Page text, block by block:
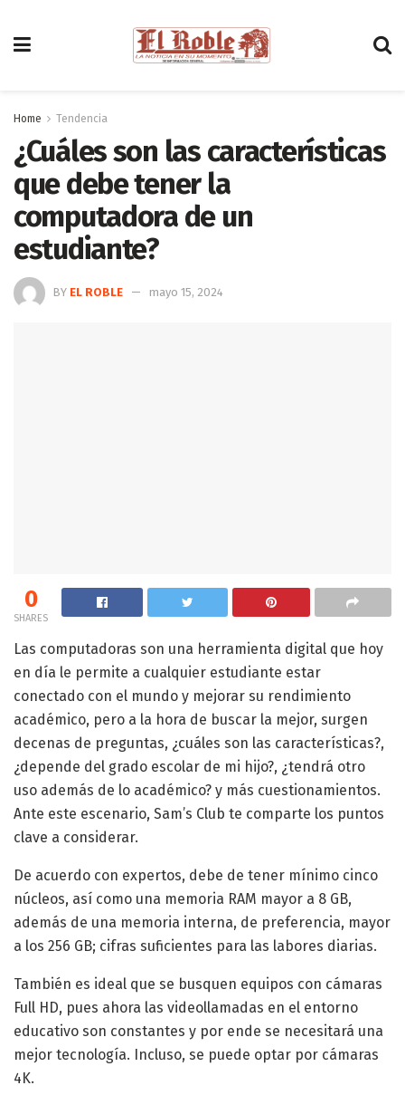
Home Tendencia
¿Cuáles son las características
que debe tener la
computadora de un
estudiante?
BY EL ROBLE mayo 15, 2024
0
SHARES
Las computadoras son una herramienta digital que hoy
en día le permite a cualquier estudiante estar
conectado con el mundo y mejorar su rendimiento
académico, pero a la hora de buscar la mejor, surgen
decenas de preguntas, ¿cuáles son las características?,
¿depende del grado escolar de mi hijo?, ¿tendrá otro
uso además de lo académico? y más cuestionamientos.
Ante este escenario, Sam’s Club te comparte los puntos
clave a considerar.
De acuerdo con expertos, debe de tener mínimo cinco
núcleos, así como una memoria RAM mayor a 8 GB,
además de una memoria interna, de preferencia, mayor
a los 256 GB; cifras suficientes para las labores diarias.
También es ideal que se busquen equipos con cámaras
Full HD, pues ahora las videollamadas en el entorno
educativo son constantes y por ende se necesitará una
mejor tecnología. Incluso, se puede optar por cámaras
4K.